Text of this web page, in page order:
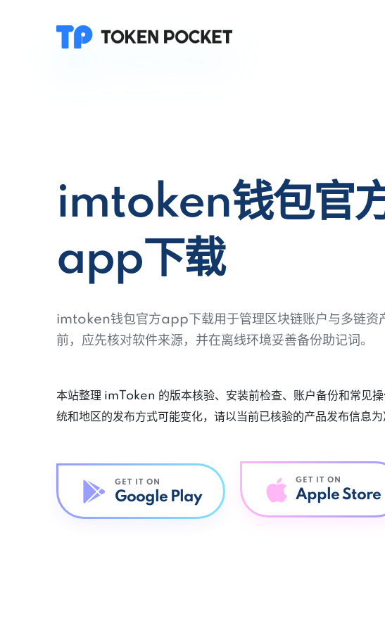
imtoken钱包官
app下载
imtoken钱包官方app下载用于管理区块链账户与多链资
前，应先核对软件来源，并在离线环境妥善备份助记词。
本站整理 imToken 的版本核验、安装前检查、账户备份和常见
统和地区的发布方式可能变化，请以当前已核验的产品发布信息为
GET IT ON
Google Play
GET IT ON
Apple Store